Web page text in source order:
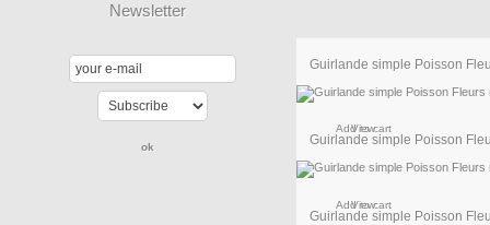
Newsletter
Guirlande simple Poisson
Add to cart
View
Guirlande simple Poisson
Add to cart
View
Guirlande simple Poisson